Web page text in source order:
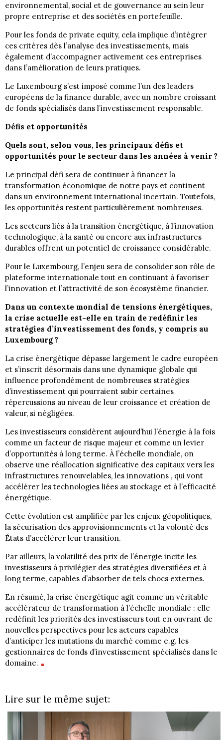
environnemental, social et de gouvernance au sein leur
propre entreprise et des sociétés en portefeuille.
Pour les fonds de private equity, cela implique d’intégrer
ces critères dès l’analyse des investissements, mais
également d’accompagner activement ces entreprises
dans l’amélioration de leurs pratiques.
Le Luxembourg s’est imposé comme l’un des leaders
européens de la finance durable, avec un nombre croissant
de fonds spécialisés dans l’investissement responsable.
Défis et opportunités
Quels sont, selon vous, les principaux défis et
opportunités pour le secteur dans les années à venir ?
Le principal défi sera de continuer à financer la
transformation économique de notre pays et continent
dans un environnement international incertain. Toutefois,
les opportunités restent particulièrement nombreuses.
Les secteurs liés à la transition énergétique, à l’innovation
technologique, à la santé ou encore aux infrastructures
durables offrent un potentiel de croissance considérable.
Pour le Luxembourg, l’enjeu sera de consolider son rôle de
plateforme internationale tout en continuant à favoriser
l’innovation et l’attractivité de son écosystème financier.
Dans un contexte mondial de tensions énergétiques,
la crise actuelle est-elle en train de redéfinir les
stratégies d’investissement des fonds, y compris au
Luxembourg ?
La crise énergétique dépasse largement le cadre européen
et s’inscrit désormais dans une dynamique globale qui
influence profondément de nombreuses stratégies
d’investissement qui pourraient subir certaines
répercussions au niveau de leur croissance et création de
valeur, si négligées.
Les investisseurs considèrent aujourd’hui l’énergie à la fois
comme un facteur de risque majeur et comme un levier
d’opportunités à long terme. À l’échelle mondiale, on
observe une réallocation significative des capitaux vers les
infrastructures renouvelables, les innovations , qui vont
accélérer les technologies liées au stockage et à l’efficacité
énergétique.
Cette évolution est amplifiée par les enjeux géopolitiques,
la sécurisation des approvisionnements et la volonté des
États d’accélérer leur transition.
Par ailleurs, la volatilité des prix de l’énergie incite les
investisseurs à privilégier des stratégies diversifiées et à
long terme, capables d’absorber de tels chocs externes.
En résumé, la crise énergétique agit comme un véritable
accélérateur de transformation à l’échelle mondiale : elle
redéfinit les priorités des investisseurs tout en ouvrant de
nouvelles perspectives pour les acteurs capables
d’anticiper les mutations du marché comme e.g. les
gestionnaires de fonds d’investissement spécialisés dans le
domaine.
Lire sur le même sujet: